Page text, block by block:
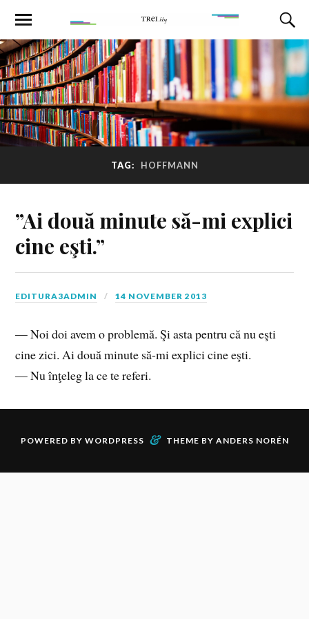
TAG: HOFFMANN
”Ai două minute să-mi explici
cine eşti.”
EDITURA3ADMIN 14 NOVEMBER 2013
— Noi doi avem o problemă. Şi asta pentru că nu eşti
cine zici. Ai două minute să-mi explici cine eşti.
— Nu înţeleg la ce te referi.
POWERED BY WORDPRESS & THEME BY ANDERS NORÉN